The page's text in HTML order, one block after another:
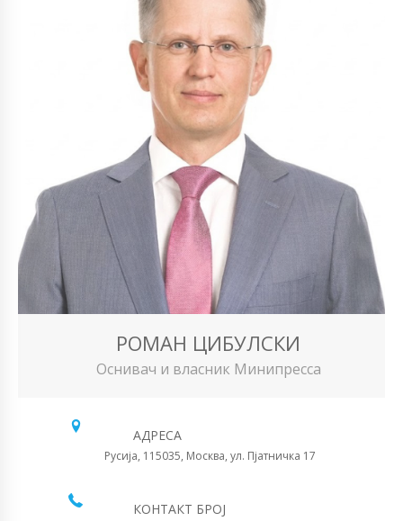
РОМАН ЦИБУЛСКИ
Оснивач и власник Минипресса
АДРЕСА
Русија, 115035, Москва, ул. Пјатничка 17
КОНТАКТ БРОЈ